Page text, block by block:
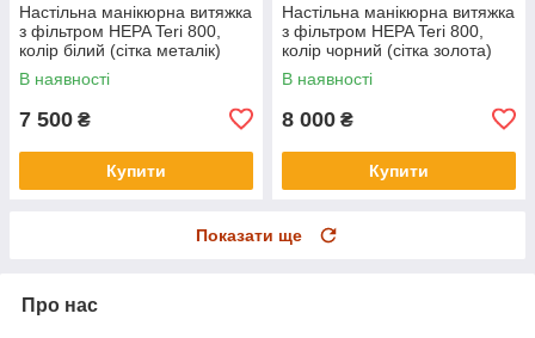
Настільна манікюрна витяжка
з фільтром HEPA Teri 800,
колір білий (сітка металік)
В наявності
7 500 ₴
Купити
Настільна манікюрна витяжка
з фільтром HEPA Teri 800,
колір чорний (сітка золота)
В наявності
8 000 ₴
Купити
Показати ще
Про нас